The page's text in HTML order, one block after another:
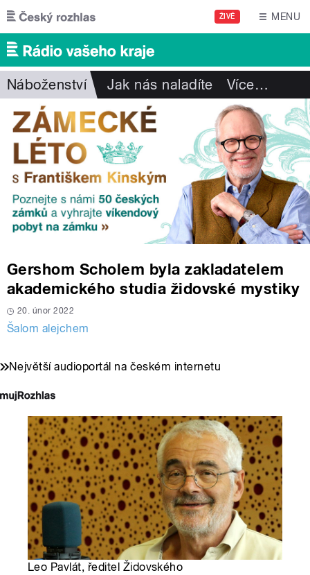
Přejít k hlavnímu obsahu
ŽIVĚ MENU
Náboženství Jak nás naladíte Více…
Gershom Scholem byla zakladatelem
akademického studia židovské mystiky
20. únor 2022
Šalom alejchem
Největší audioportál na českém internetu
Leo Pavlát, ředitel Židovského